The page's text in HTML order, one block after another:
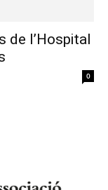
l’Hospital
0